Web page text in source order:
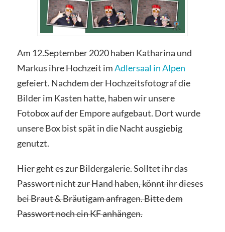
Am 12.September 2020 haben Katharina und
Markus ihre Hochzeit imAdlersaal in Alpen
gefeiert. Nachdem der Hochzeitsfotograf die
Bilder im Kasten hatte, haben wir unsere
Fotobox auf der Empore aufgebaut. Dort wurde
unsere Box bist spät in die Nacht ausgiebig
genutzt.
Hier geht es zur Bildergalerie. Solltet ihr das
Passwort nicht zur Hand haben, könnt ihr dieses
bei Braut & Bräutigam anfragen. Bitte dem
Passwort noch ein KF anhängen.